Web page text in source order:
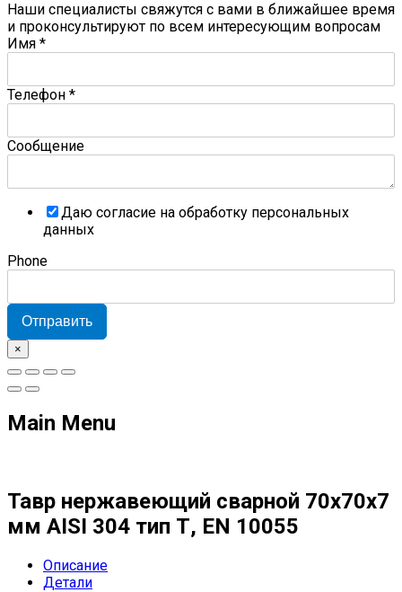
Наши специалисты свяжутся с вами в ближайшее время
и проконсультируют по всем интересующим вопросам
Имя *
Телефон *
Сообщение
Даю согласие на обработку персональных
данных
Phone
Отправить
×
Main Menu
Тавр нержавеющий сварной 70х70х7
мм AISI 304 тип Т, EN 10055
Описание
Детали